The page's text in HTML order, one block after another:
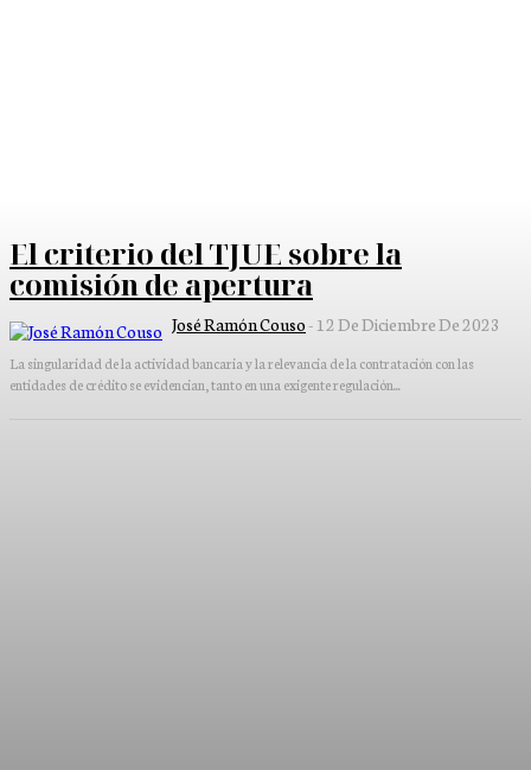
El criterio del TJUE sobre la
comisión de apertura
José Ramón Couso - 12 De Diciembre De 2023
La singularidad de la actividad bancaria y la relevancia de la contratación con las
entidades de crédito se evidencian, tanto en una exigente regulación...